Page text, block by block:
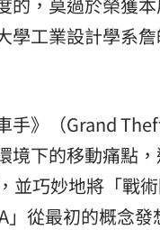
學工業設計學系
手》（Grand
下的移動痛點
並巧妙地將「戰
從最初的概念